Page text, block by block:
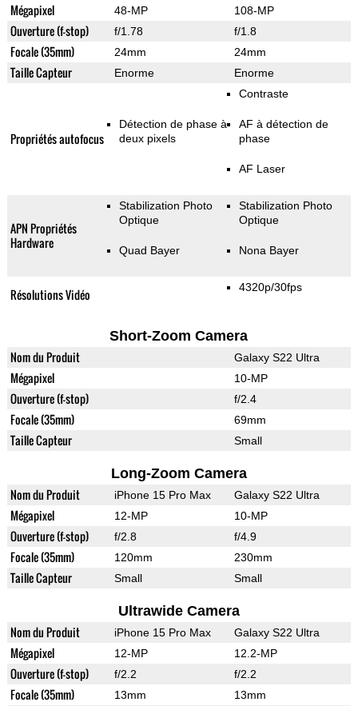
Mégapixel 48-MP 108-MP
Ouverture (f-stop) f/1.78 f/1.8
Focale (35mm) 24mm 24mm
Taille Capteur Enorme Enorme
Propriétés autofocus
Détection de phase à
deux pixels
Contraste
AF à détection de
phase
AF Laser
APN Propriétés
Hardware
Stabilization Photo
Optique
Quad Bayer
Stabilization Photo
Optique
Nona Bayer
Résolutions Vidéo 4320p/30fps
Short-Zoom Camera
Nom du Produit Galaxy S22 Ultra
Mégapixel 10-MP
Ouverture (f-stop) f/2.4
Focale (35mm) 69mm
Taille Capteur Small
Long-Zoom Camera
Nom du Produit iPhone 15 Pro Max Galaxy S22 Ultra
Mégapixel 12-MP 10-MP
Ouverture (f-stop) f/2.8 f/4.9
Focale (35mm) 120mm 230mm
Taille Capteur Small Small
Ultrawide Camera
Nom du Produit iPhone 15 Pro Max Galaxy S22 Ultra
Mégapixel 12-MP 12.2-MP
Ouverture (f-stop) f/2.2 f/2.2
Focale (35mm) 13mm 13mm